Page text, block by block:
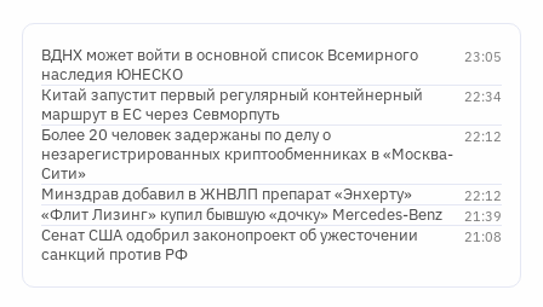
23:05
ВДНХ может войти в основной список Всемирного
наследия ЮНЕСКО
22:34
Китай запустит первый регулярный контейнерный
маршрут в ЕС через Севморпуть
22:12
Более 20 человек задержаны по делу о
незарегистрированных криптообменниках в «Москва-
Сити»
22:12
Минздрав добавил в ЖНВЛП препарат «Энхерту»
21:39
«Флит Лизинг» купил бывшую «дочку» Mercedes-Benz
21:08
Сенат США одобрил законопроект об ужесточении
санкций против РФ